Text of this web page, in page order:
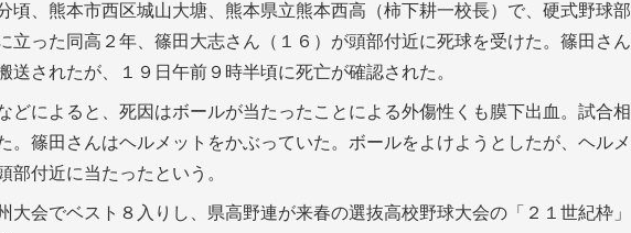
頃、熊本市西区城山大塘、熊本県立熊本西高（柿下耕一校長）で、硬式野球部
立った同高２年、篠田大志さん（１６）が頭部付近に死球を受けた。篠田さん
送されたが、１９日午前９時半頃に死亡が確認された。
どによると、死因はボールが当たったことによる外傷性くも膜下出血。試合相
。篠田さんはヘルメットをかぶっていた。ボールをよけようとしたが、ヘルメ
部付近に当たったという。
大会でベスト８入りし、県高野連が来春の選抜高校野球大会の「２１世紀枠」